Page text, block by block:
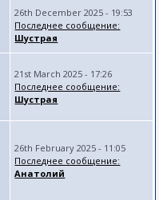
26th December 2025 - 19:53
Последнее сообщение:
Шустрая
21st March 2025 - 17:26
Последнее сообщение:
Шустрая
26th February 2025 - 11:05
Последнее сообщение:
Анатолий